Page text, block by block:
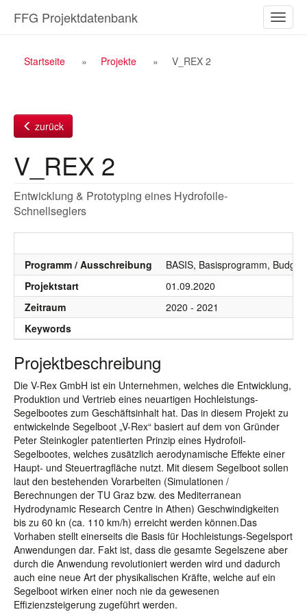
Inhalt
ein-/
FFG Projektdatenbank
Breadcrumb
Startseite Projekte V_REX 2
zurück
V_REX 2
Entwicklung & Prototyping eines Hydrofoile-
Schnellseglers
Programm / Ausschreibung
BASIS, Basisprogramm,
Projektstart
01.09.2020
Zeitraum
2020 - 2021
Keywords
Projektbeschreibung
Die V-Rex GmbH ist ein Unternehmen, welches die Entwicklung,
Produktion und Vertrieb eines neuartigen Hochleistungs-
Segelbootes zum Geschäftsinhalt hat. Das in diesem Projekt zu
entwickelnde Segelboot „V-Rex“ basiert auf dem von Gründer
Peter Steinkogler patentierten Prinzip eines Hydrofoil-
Segelbootes, welches zusätzlich aerodynamische Effekte einer
Haupt- und Steuertragfläche nutzt. Mit diesem Segelboot sollen
laut den bestehenden Vorarbeiten (Simulationen /
Berechnungen der TU Graz bzw. des Mediterranean
Hydrodynamic Research Centre in Athen) Geschwindigkeiten
bis zu 60 kn (ca. 110 km/h) erreicht werden können.Das
Vorhaben stellt einerseits die Basis für Hochleistungs-Segelsport
Anwendungen dar. Fakt ist, dass die gesamte Segelszene aber
durch die Anwendung revolutioniert werden wird und dadurch
auch eine neue Art der physikalischen Kräfte, welche auf ein
Segelboot wirken einer noch nie da gewesenen
Effizienzsteigerung zugeführt werden.